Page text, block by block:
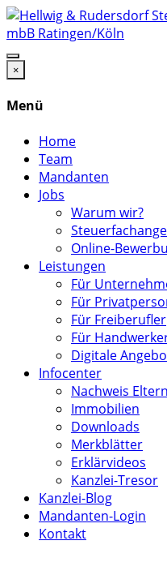
×
Menü
Home
Team
Mandanten
Jobs
Warum wir?
Online-
Leistungen
Für
Für
Für Freiberufler
Für
Digitale
Infocenter
Nachweis
Immobilien
Downloads
Merkblätter
Erklärvideos
Kanzlei-Tresor
Kanzlei-Blog
Mandanten-Login
Kontakt